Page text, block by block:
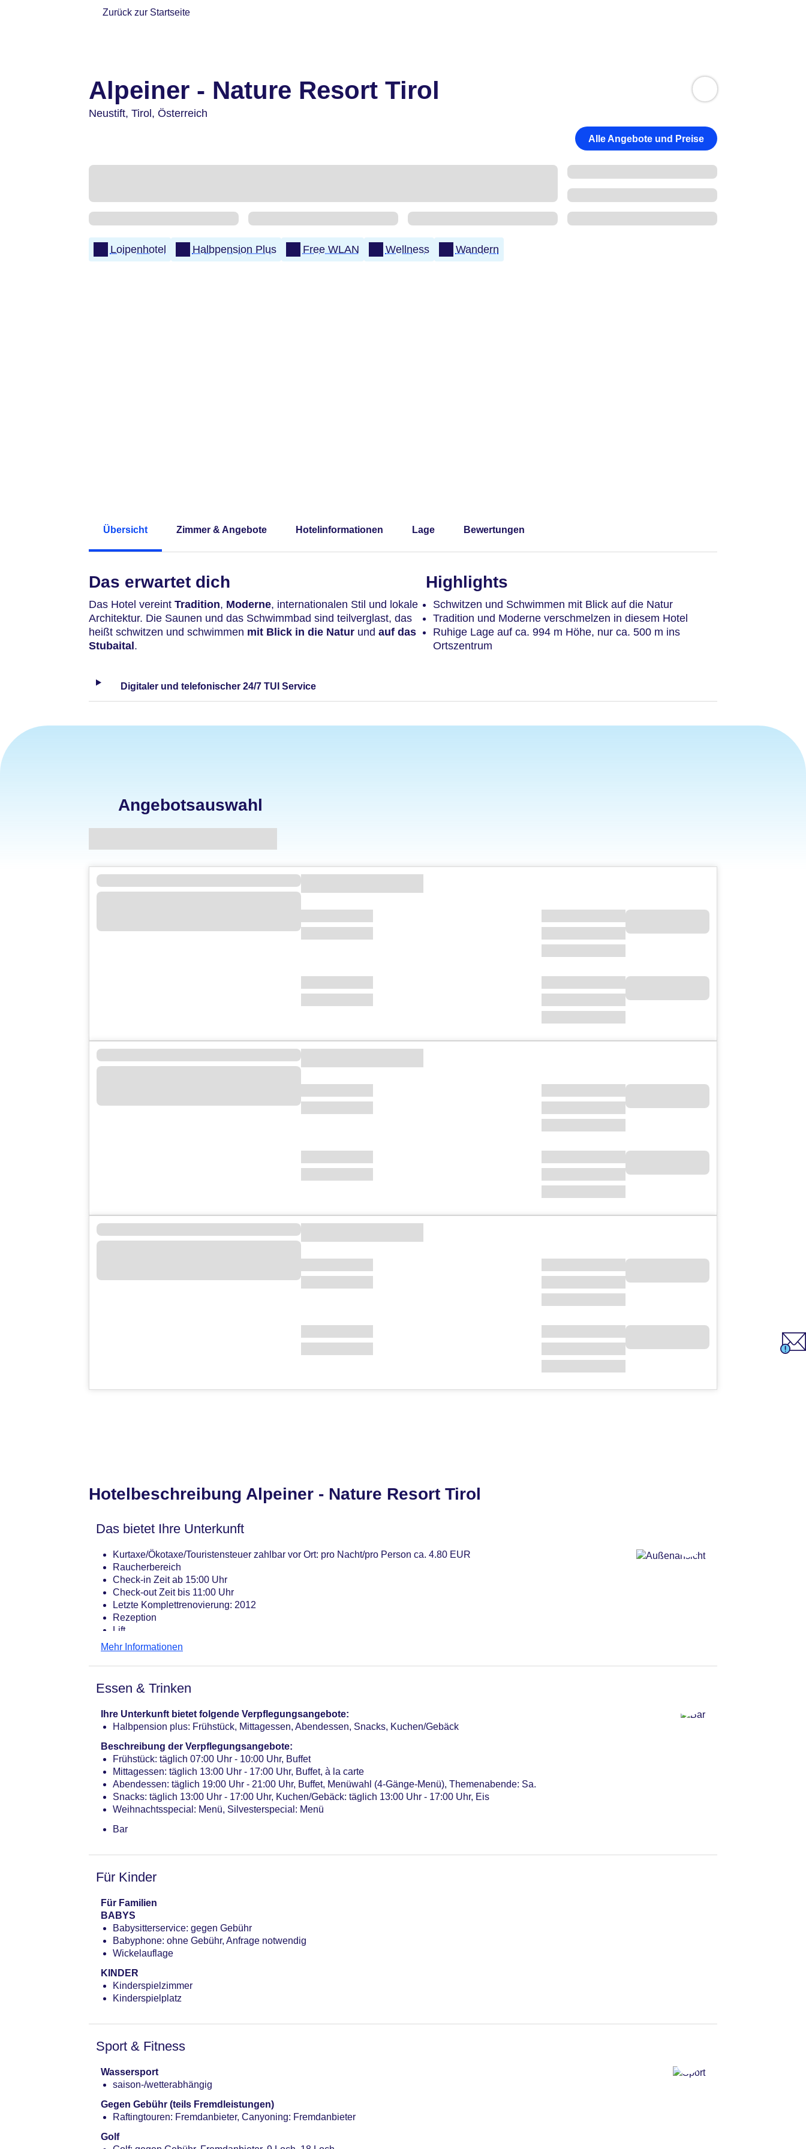
Zurück zur Startseite
Alpeiner - Nature Resort Tirol
Neustift, Tirol, Österreich
Alle Angebote und Preise
Loipenhotel Halbpension Plus Free WLAN Wellness Wandern
Übersicht Zimmer & Angebote Hotelinformationen Lage Bewertungen
Das erwartet dich
Das Hotel vereint Tradition, Moderne, internationalen Stil und lokale
Architektur. Die Saunen und das Schwimmbad sind teilverglast, das
heißt schwitzen und schwimmen mit Blick in die Natur und auf das
Stubaital .
Highlights
Schwitzen und Schwimmen mit Blick auf die Natur
Tradition und Moderne verschmelzen in diesem Hotel
Ruhige Lage auf ca. 994 m Höhe, nur ca. 500 m ins
Ortszentrum
Digitaler und telefonischer 24/7 TUI Service
Angebotsauswahl
Hotelbeschreibung Alpeiner - Nature Resort Tirol
Das bietet Ihre Unterkunft
Kurtaxe/Ökotaxe/Touristensteuer zahlbar vor Ort: pro Nacht/pro Person ca. 4.80 EUR
Raucherbereich
Check-in Zeit ab 15:00 Uhr
Check-out Zeit bis 11:00 Uhr
Letzte Komplettrenovierung: 2012
Rezeption
Lift
Kaminzimmer, Wintergarten, Gemeinschaftslounge/TV-Bereich
Pools: 1
Whirlpool: Januar - Dezember, Indoor, Outdoor, im Wellnessbereich, Liegen: ohne Gebühr
Internet: WLAN/WiFi, im gesamten Hotel (Anlage): ohne Gebühr
Internetterminal: ohne Gebühr
Wäscheservice: gegen Gebühr
Gepäckservice
Zahlungsarten: TUI Card / VISA, MasterCard, EC Karte/Maestro
Haustier: Hund erlaubt: pro Nacht ca. 20 EUR
Parkmöglichkeiten: Parkplatz (nach Verfügbarkeit), unbewacht: ohne Gebühr
Gebäudeanzahl: 1, Etagen: 5, Zimmer: 48
Mehr Informationen
Essen & Trinken
Ihre Unterkunft bietet folgende Verpflegungsangebote:
Halbpension plus: Frühstück, Mittagessen, Abendessen, Snacks, Kuchen/Gebäck
Beschreibung der Verpflegungsangebote:
Frühstück: täglich 07:00 Uhr - 10:00 Uhr, Buffet
Mittagessen: täglich 13:00 Uhr - 17:00 Uhr, Buffet, à la carte
Abendessen: täglich 19:00 Uhr - 21:00 Uhr, Buffet, Menüwahl (4-Gänge-Menü), Themenabende: Sa.
Snacks: täglich 13:00 Uhr - 17:00 Uhr, Kuchen/Gebäck: täglich 13:00 Uhr - 17:00 Uhr, Eis
Weihnachtsspecial: Menü, Silvesterspecial: Menü
Bar
Für Kinder
Für Familien
BABYS
Babysitterservice: gegen Gebühr
Babyphone: ohne Gebühr, Anfrage notwendig
Wickelauflage
KINDER
Kinderspielzimmer
Kinderspielplatz
Sport & Fitness
Wassersport
saison-/wetterabhängig
Gegen Gebühr (teils Fremdleistungen)
Raftingtouren: Fremdanbieter, Canyoning: Fremdanbieter
Golf